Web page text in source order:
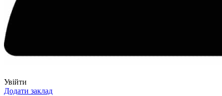
Увійти
Додати заклад